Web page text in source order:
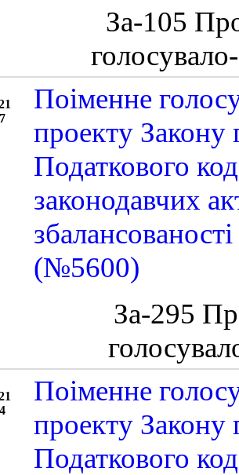
За-105
Поіменне
проекту Закону
Податкового
законодавчих
(№5600)
За-295
Поіменне
проекту Закону
Податкового